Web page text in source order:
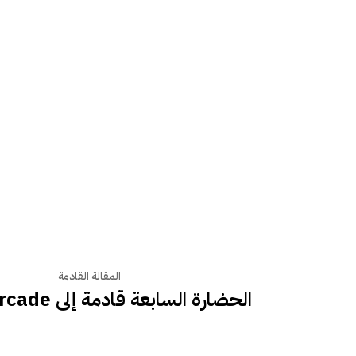
المقالة القادمة
الحضارة السابعة قادمة إلى Apple Arcade